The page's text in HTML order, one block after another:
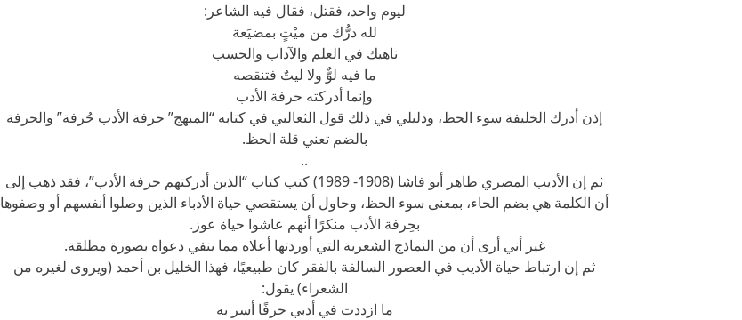
ليوم واحد، فقتل، فقال فيه الشاعر:
لله درُّك من ميْتٍ بمضيَعة
ناهيك في العلم والآداب والحسب
ما فيه لوٌّ ولا ليتٌ فتنقصه
وإنما أدركته حرفة الأدب
إذن أدرك الخليفة سوء الحظ، ودليلي في ذلك قول الثعالبي في كتابه “المبهج” حرفة الأدب حُرفة” والحرفة
بالضم تعني قلة الحظ.
..
ثم إن الأديب المصري طاهر أبو فاشا (1908- 1989) كتب كتاب “الذين أدركتهم حرفة الأدب”، فقد ذهب إلى
أن الكلمة هي بضم الحاء، بمعنى سوء الحظ، وحاول أن يستقصي حياة الأدباء الذين وصلوا أنفسهم أو وصفوها
بحِرفة الأدب منكرًا أنهم عاشوا حياة عوز.
غير أني أرى أن من النماذج الشعرية التي أوردتها أعلاه مما ينفي دعواه بصورة مطلقة.
ثم إن ارتباط حياة الأديب في العصور السالفة بالفقر كان طبيعيًا، فهذا الخليل بن أحمد (ويروى لغيره من
الشعراء) يقول:
ما ازددت في أدبي حرفًا أسر به